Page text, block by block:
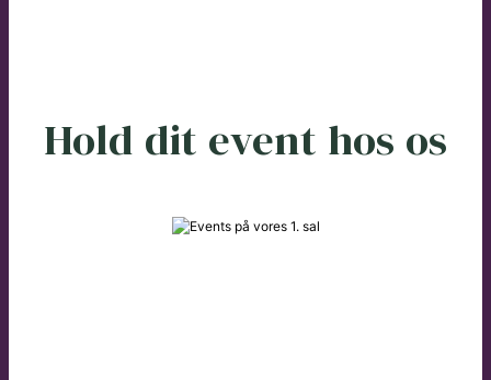
Hold dit event hos os